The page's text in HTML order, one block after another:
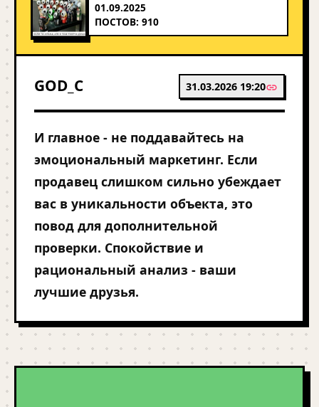
01.09.2025
ПОСТОВ: 910
GOD_C 31.03.2026 19:20
И главное - не поддавайтесь на
эмоциональный маркетинг. Если
продавец слишком сильно убеждает
вас в уникальности объекта, это
повод для дополнительной
проверки. Спокойствие и
рациональный анализ - ваши
лучшие друзья.